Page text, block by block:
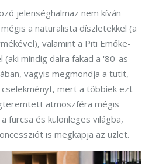
jelenséghalmaz nem kíván
a naturalista díszletekkel (a
valamint a Piti Emőke-
mindig dalra fakad a '80-as
vagyis megmondja a tutit,
mert a többiek ezt
atmoszféra mégis
furcsa és különleges világba,
is megkapja az üzlet.